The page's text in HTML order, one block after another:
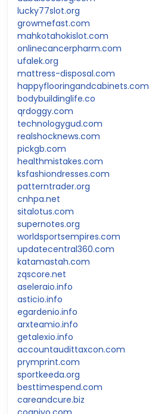
lucky77slot.org
growmefast.com
mahkotahokislot.com
onlinecancerpharm.com
ufalek.org
mattress-disposal.com
happyflooringandcabinets.com
bodybuildinglife.co
qrdoggy.com
technologygud.com
realshocknews.com
pickgb.com
healthmistakes.com
ksfashiondresses.com
patterntrader.org
cnhpa.net
sitalotus.com
supernotes.org
worldsportsempires.com
updatecentral360.com
katamastah.com
zqscore.net
aseleraio.info
asticio.info
egardenio.info
arxteamio.info
getalexio.info
accountaudittaxcon.com
prymprint.com
sportkeeda.org
besttimespend.com
careandcure.biz